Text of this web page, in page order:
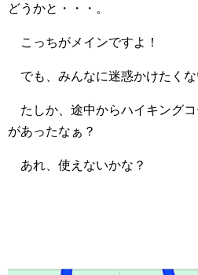
どうかと・・・。
こっちがメインですよ！
でも、みんなに迷惑かけたくな
たしか、途中からハイキング
があったなぁ？
あれ、使えないかな？